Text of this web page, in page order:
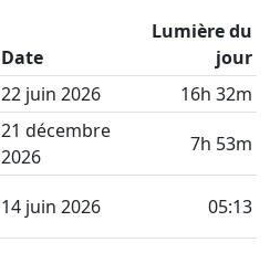
Date
Lumière du
jour
22 juin 2026 16h 32m
21 décembre
2026
7h 53m
14 juin 2026 05:13